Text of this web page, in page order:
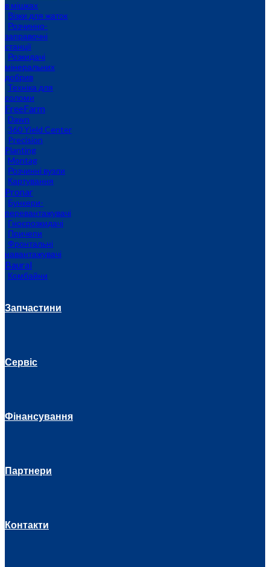
в мішках
Візки для жаток
Розчинно-
заправочні
станції
Розкидачі
мінеральних
добрив
Техніка для
соломи
FreeFarm
Dawn
360 Yield Center
Precision
Planting
Montag
Розчинні вузли
Картування
Pronar
Бункери-
перевантажувачі
Гноєрозкидачі
Причепи
Фронтальні
навантажувачі
Baural
Комбайни
Запчастини
Сервіс
Фінансування
Партнери
Контакти